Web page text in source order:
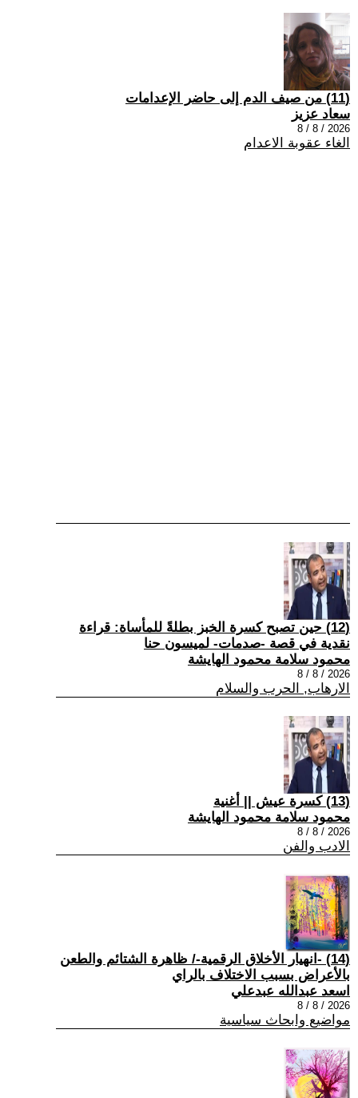
(11) من صيف الدم إلى حاضر الإعدامات
سعاد عزيز
2026 / 8 / 8
الغاء عقوبة الاعدام
(12) حين تصبح كسرة الخبز بطلةً للمأساة: قراءة
نقدية في قصة -صدمات- لميسون حنا
محمود سلامة محمود الهايشة
2026 / 8 / 8
الارهاب, الحرب والسلام
(13) كسرة عيش || أغنية
محمود سلامة محمود الهايشة
2026 / 8 / 8
الادب والفن
(14) -انهيار الأخلاق الرقمية-/ ظاهرة الشتائم والطعن
بالأعراض بسبب الاختلاف بالراي
اسعد عبدالله عبدعلي
2026 / 8 / 8
مواضيع وابحاث سياسية